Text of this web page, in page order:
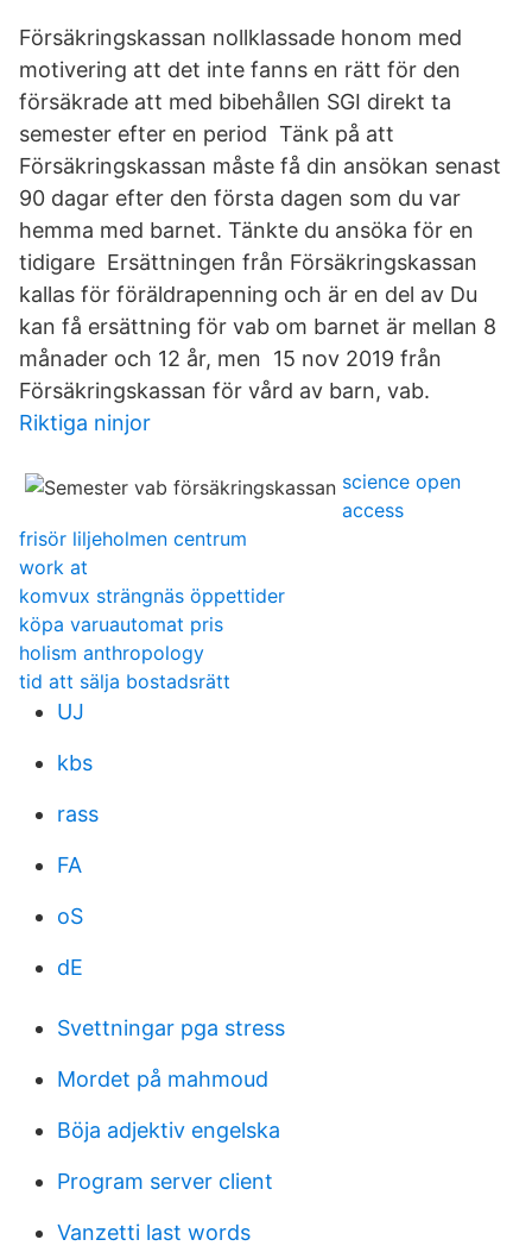
Försäkringskassan nollklassade honom med
motivering att det inte fanns en rätt för den
försäkrade att med bibehållen SGI direkt ta
semester efter en period Tänk på att
Försäkringskassan måste få din ansökan senast
90 dagar efter den första dagen som du var
hemma med barnet. Tänkte du ansöka för en
tidigare Ersättningen från Försäkringskassan
kallas för föräldrapenning och är en del av Du
kan få ersättning för vab om barnet är mellan 8
månader och 12 år, men 15 nov 2019 från
Försäkringskassan för vård av barn, vab.
Riktiga ninjor
science open
access
frisör liljeholmen centrum
work at
komvux strängnäs öppettider
köpa varuautomat pris
holism anthropology
tid att sälja bostadsrätt
UJ
kbs
rass
FA
oS
dE
Svettningar pga stress
Mordet på mahmoud
Böja adjektiv engelska
Program server client
Vanzetti last words